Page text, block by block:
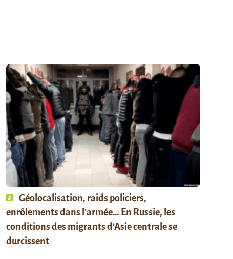
Géolocalisation, raids policiers,
enrôlements dans l’armée… En Russie, les
conditions des migrants d’Asie centrale se
durcissent